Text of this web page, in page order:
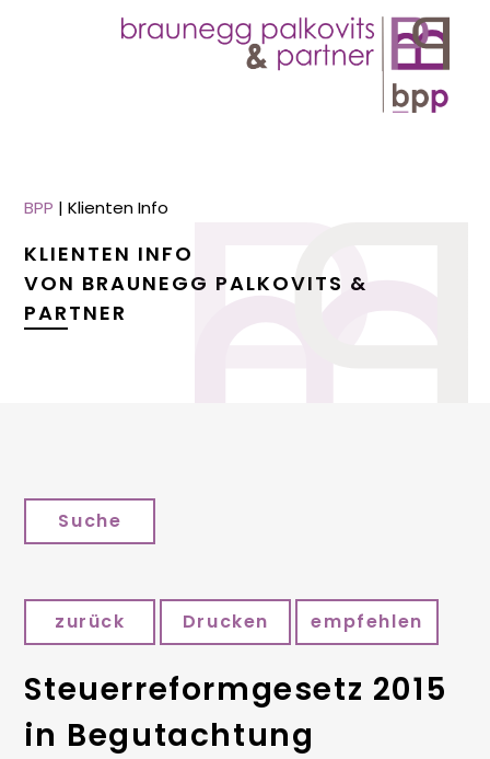
BPP |Klienten Info
KLIENTEN INFO
VON BRAUNEGG PALKOVITS &
PARTNER
Suche
zurück Drucken empfehlen
Steuerreformgesetz 2015
in Begutachtung